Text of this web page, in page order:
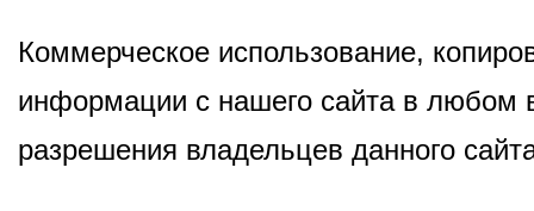
Коммерческое использование,
информации с нашего сайта в любом
разрешения владельцев данного